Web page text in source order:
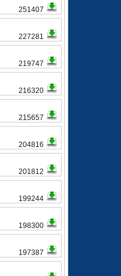
251407
227281
219747
216320
215657
204816
201812
199244
198300
197387